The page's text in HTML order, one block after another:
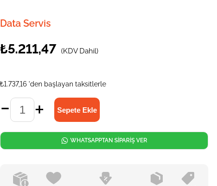
Data Servis
₺5.211,47 (KDV Dahil)
₺1.737,16 'den başlayan taksitlerle
WHATSAPPTAN SİPARİŞ VER